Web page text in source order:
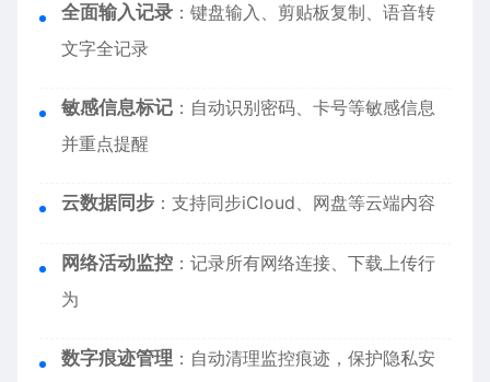
全面输入记录 ：键盘输入、剪贴板复制、语音转
文字全记录
敏感信息标记 ：自动识别密码、卡号等敏感信息
并重点提醒
云数据同步 ：支持同步iCloud、网盘等云端内容
网络活动监控 ：记录所有网络连接、下载上传行
为
数字痕迹管理 ：自动清理监控痕迹，保护隐私安